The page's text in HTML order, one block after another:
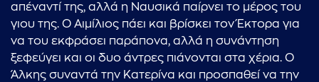
απέναντί της, αλλά η Ναυσικά παίρνει το μέρος του
γιου της. Ο Αιμίλιος πάει και βρίσκει τον Έκτορα για
να του εκφράσει παράπονα, αλλά η συνάντηση
ξεφεύγει και οι δυο άντρες πιάνονται στα χέρια. Ο
Άλκης συναντά την Κατερίνα και προσπαθεί να την